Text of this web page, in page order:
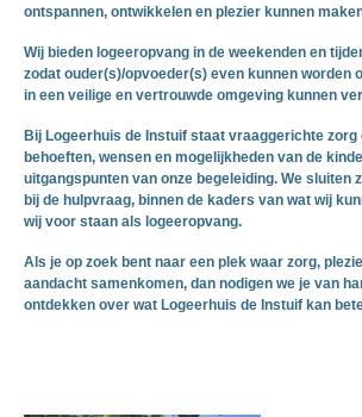
ontspannen, ontwikkelen en plezier kunnen
Wij bieden logeeropvang in de weekenden en
zodat ouder(s)/opvoeder(s) even kunnen worden
in een veilige en vertrouwde omgeving kunnen
Bij Logeerhuis de Instuif staat vraaggerichte zorg
behoeften, wensen en mogelijkheden van de
uitgangspunten van onze begeleiding. We sluiten
bij de hulpvraag, binnen de kaders van wat wij
wij voor staan als logeeropvang.
Als je op zoek bent naar een plek waar zorg,
aandacht samenkomen, dan nodigen we je van
ontdekken over wat Logeerhuis de Instuif kan